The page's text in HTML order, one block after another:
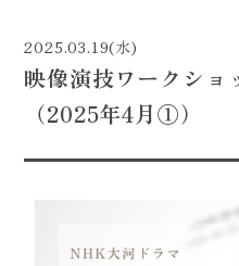
2025.03.19(水)
映像演技ワークショ
（2025年4月①）